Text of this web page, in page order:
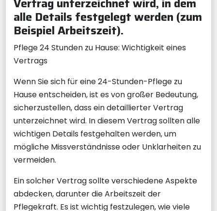
alle Details festgelegt werden (zum
Beispiel Arbeitszeit).
Pflege 24 Stunden zu Hause: Wichtigkeit eines
Vertrags
Wenn Sie sich für eine 24-Stunden-Pflege zu
Hause entscheiden, ist es von großer Bedeutung,
sicherzustellen, dass ein detaillierter Vertrag
unterzeichnet wird. In diesem Vertrag sollten alle
wichtigen Details festgehalten werden, um
mögliche Missverständnisse oder Unklarheiten zu
vermeiden.
Ein solcher Vertrag sollte verschiedene Aspekte
abdecken, darunter die Arbeitszeit der
Pflegekraft. Es ist wichtig festzulegen, wie viele